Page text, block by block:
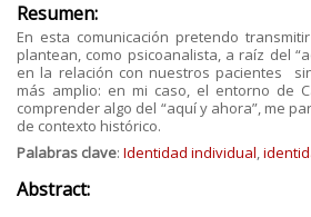
Resumen:
En esta comunicación pretendo
plantean, como psicoanalista, a raíz del
en la relación con nuestros pacientes
más amplio: en mi caso, el entorno de
comprender algo del “aquí y ahora”, me
de contexto histórico.
Palabras clave: Identidad individual,
Abstract: